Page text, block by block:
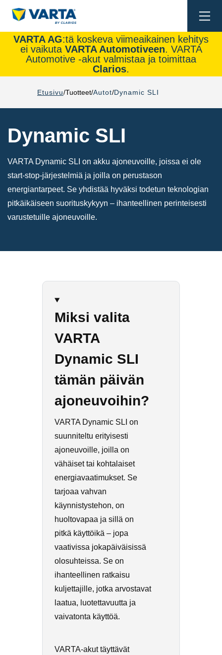
VARTA AG:tä koskeva viimeaikainen kehitys
ei vaikuta VARTA Automotiveen. VARTA
Automotive -akut valmistaa ja toimittaa
Clarios.
Etusivu Tuotteet Autot Dynamic SLI
Dynamic SLI
VARTA Dynamic SLI on akku ajoneuvoille, joissa ei ole
start-stop-järjestelmiä ja joilla on perustason
energiantarpeet. Se yhdistää hyväksi todetun teknologian
pitkäikäiseen suorituskykyyn – ihanteellinen perinteisesti
varustetuille ajoneuvoille.
Miksi valita
VARTA
Dynamic SLI
tämän päivän
ajoneuvoihin?
VARTA Dynamic SLI on
suunniteltu erityisesti
ajoneuvoille, joilla on
vähäiset tai kohtalaiset
energiavaatimukset. Se
tarjoaa vahvan
käynnistystehon, on
huoltovapaa ja sillä on
pitkä käyttöikä – jopa
vaativissa jokapäiväisissä
olosuhteissa. Se on
ihanteellinen ratkaisu
kuljettajille, jotka arvostavat
laatua, luotettavuutta ja
vaivatonta käyttöä.
VARTA-akut täyttävät